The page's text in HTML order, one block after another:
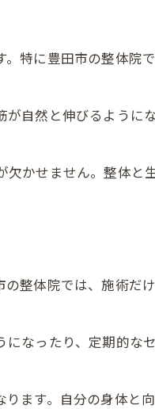
特に豊田市の整体院
自然と伸びるように
かせません。整体と
整体院では、施術だ
なったり、定期的な
ます。自分の身体と